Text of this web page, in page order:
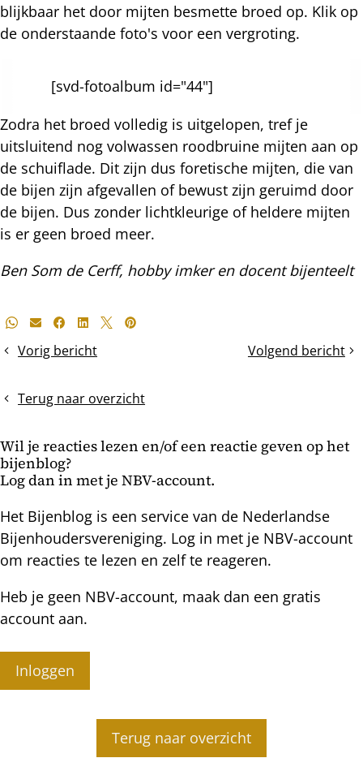
blijkbaar het door mijten besmette broed op. Klik op
de onderstaande foto's voor een vergroting.
[svd-fotoalbum id="44"]
Zodra het broed volledig is uitgelopen, tref je
uitsluitend nog volwassen roodbruine mijten aan op
de schuiflade. Dit zijn dus foretische mijten, die van
de bijen zijn afgevallen of bewust zijn geruimd door
de bijen. Dus zonder lichtkleurige of heldere mijten
is er geen broed meer.
Ben Som de Cerff, hobby imker en docent bijenteelt
Deel
bericht
Whatsapp
E-mailFacebook
LinkedIn
X Pinterest
Vorig bericht
De
per
Volgend bericht
Vreemde
Terug naar overzicht
Wil je reacties lezen en/of een reactie geven op het
bijenblog?
Log dan in met je NBV-account.
Het Bijenblog is een service van de Nederlandse
Bijenhoudersvereniging. Log in met je NBV-account
om reacties te lezen en zelf te reageren.
Heb je geen NBV-account, maak dan een gratis
account aan.
Inloggen
Terug naar overzicht